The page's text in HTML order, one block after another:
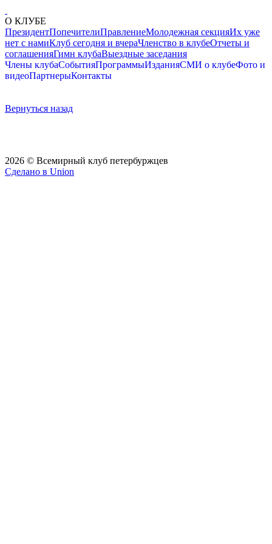
О КЛУБЕ
ПрезидентПопечителиПравлениеМолодежная секцияИх уже
нет с намиКлуб сегодня и вчераЧленство в клубеОтчеты и
соглашенияГимн клубаВыездные заседания
Члены клубаСобытияПрограммыИзданияСМИ о клубеФото и
видеоПартнерыКонтакты
Вернуться назад
2026 © Всемирный клуб петербуржцев
Сделано в Union